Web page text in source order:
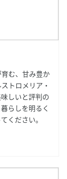
む、甘み豊か
トロメリア・
しいと評判の
らしを明るく
ください。